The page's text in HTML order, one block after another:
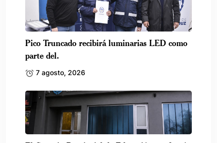
Pico Truncado recibirá luminarias LED como
parte del.
7 agosto, 2026